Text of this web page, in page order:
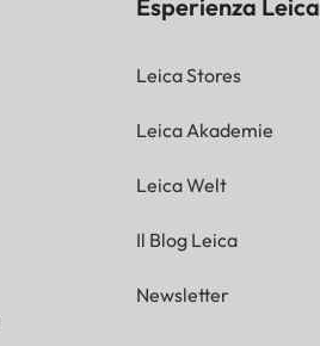
Esperienza Leica
Leica Stores
Leica Akademie
Leica Welt
Il Blog Leica
Newsletter